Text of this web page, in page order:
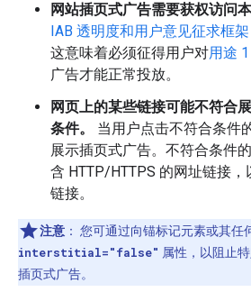
网站插页式广告需要获权访问
IAB 透明度和用户意见征求框
这意味着必须征得用户对用途 1
广告才能正常投放。
网页上的某些链接可能不符合
条件。
当用户点击不符合条件
展示插页式广告。不符合条件
含 HTTP/HTTPS 的网址链接
链接。
注意 ： 您可通过向锚标记元素或其任
interstitial="false" 属性，以阻止
插页式广告。